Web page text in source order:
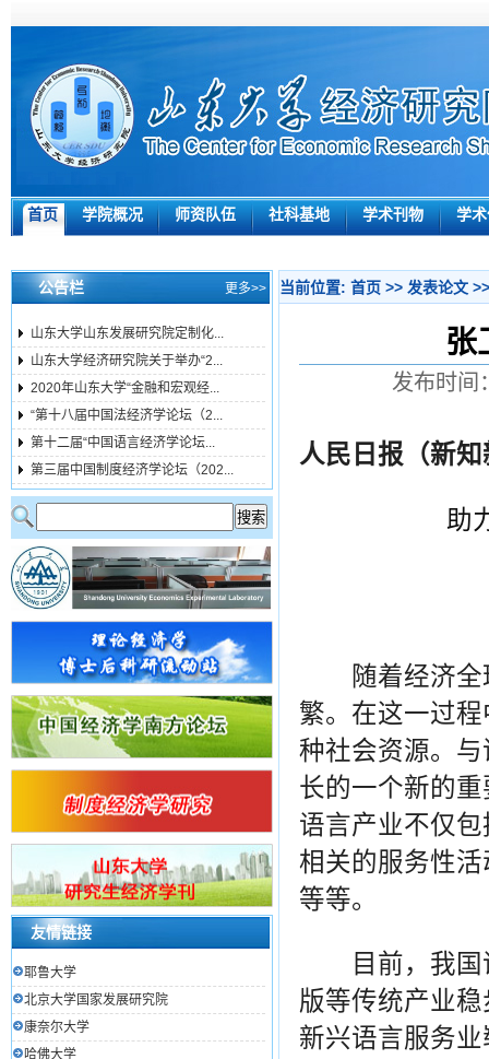
首页 学院概况 师资队伍 社科基地 学术刊物 学
公告栏 更多>>
山东大学山东发展研究院定制化...
山东大学经济研究院关于举办“2...
2020年山东大学“金融和宏观经...
“第十八届中国法经济学论坛（2...
第十二届“中国语言经济学论坛...
第三届中国制度经济学论坛（202...
友情链接
耶鲁大学
北京大学国家发展研究院
康奈尔大学
哈佛大学
当前位置: 首页 >> 发表论文
张
发布时
人民日报（新
助
随着经济全球
繁。在这一过
种社会资源。
长的一个新的
语言产业不仅
相关的服务性
等等。
目前，我国语
版等传统产业
新兴语言服务